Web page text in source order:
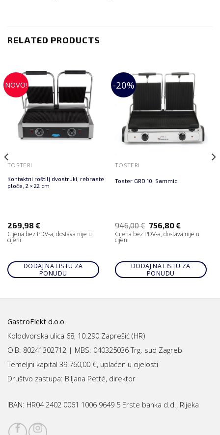
RELATED PRODUCTS
NOVO!
TOSTERI
Kontaktni roštilj dvostruki, rebraste
ploče, 2 × 22 cm
269,98 €
Cijena bez PDV-a, dostava nije u
cijeni
DODAJ NA LISTU ZA
PONUDU
-20%
TOSTERI
Toster GRD 10, Sammic
946,00€ 756,80€
Cijena bez PDV-a, dostava nije u
cijeni
DODAJ NA LISTU ZA
PONUDU
GastroElekt d.o.o.
Kolodvorska ulica 68, 10.290 Zaprešić (HR)
OIB: 80241302712 | MBS: 040325036 Trg. sud Zagreb
Temeljni kapital 39.760,00 €, uplaćen u cijelosti
Društvo zastupa: Biljana Petté, direktor
IBAN: HR04 2402 0061 1006 9649 5 Erste banka d.d., Rijeka